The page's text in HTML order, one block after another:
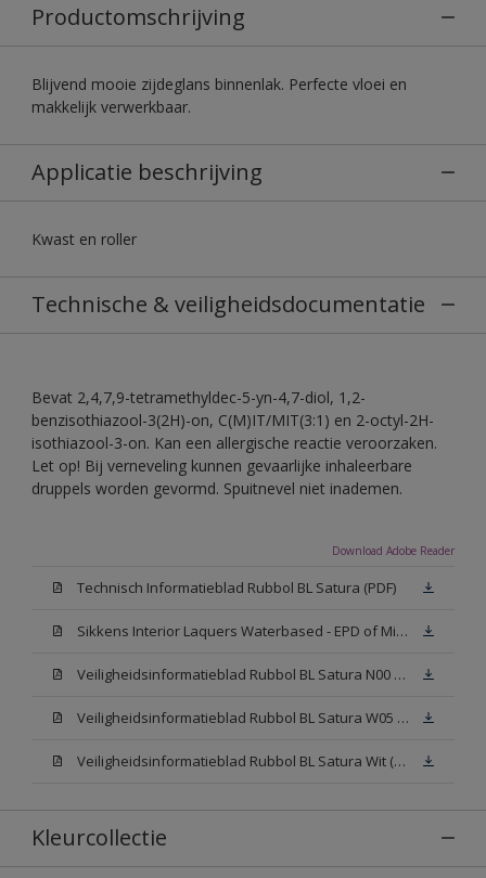
Productomschrijving
Blijvend mooie zijdeglans binnenlak. Perfecte vloei en
makkelijk verwerkbaar.
Applicatie beschrijving
Kwast en roller
Technische & veiligheidsdocumentatie
Bevat 2,4,7,9-tetramethyldec-5-yn-4,7-diol, 1,2-
benzisothiazool-3(2H)-on, C(M)IT/MIT(3:1) en 2-octyl-2H-
isothiazool-3-on. Kan een allergische reactie veroorzaken.
Let op! Bij verneveling kunnen gevaarlijke inhaleerbare
druppels worden gevormd. Spuitnevel niet inademen.
Download Adobe Reader
Technisch Informatieblad Rubbol BL Satura (PDF)
Sikkens Interior Laquers Waterbased - EPD of Milieuproductverklaring
Veiligheidsinformatieblad Rubbol BL Satura N00 (MSDS)
Veiligheidsinformatieblad Rubbol BL Satura W05 (MSDS)
Veiligheidsinformatieblad Rubbol BL Satura Wit (MSDS)
Kleurcollectie